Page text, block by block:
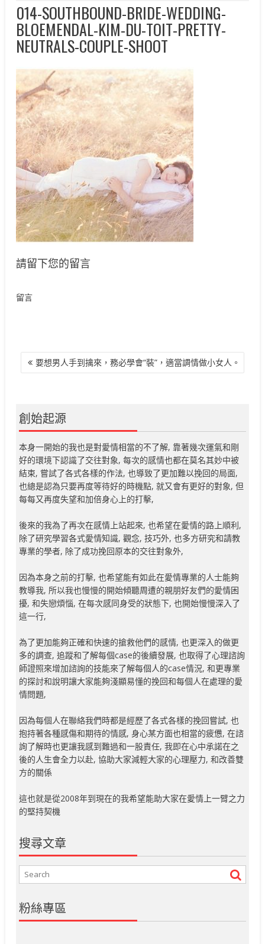
014-SOUTHBOUND-BRIDE-WEDDING-
BLOEMENDAL-KIM-DU-TOIT-PRETTY-
NEUTRALS-COUPLE-SHOOT
請留下您的留言
留言
文
章 要想男人手到擒來，務必學會“裝”，適當調情做小女人。
創始起源
本身一開始的我也是對愛情相當的不了解, 靠著幾次運氣和剛
好的環境下認識了交往對象, 每次的感情也都在莫名其妙中被
結束, 嘗試了各式各樣的作法, 也導致了更加難以挽回的局面,
也總是認為只要再度等待好的時機點, 就又會有更好的對象, 但
每每又再度失望和加倍身心上的打擊,
後來的我為了再次在感情上站起來, 也希望在愛情的路上順利,
除了研究學習各式愛情知識, 觀念, 技巧外, 也多方研究和請教
專業的學者, 除了成功挽回原本的交往對象外,
因為本身之前的打擊, 也希望能有如此在愛情專業的人士能夠
教導我, 所以我也慢慢的開始傾聽周遭的親朋好友們的愛情困
擾, 和失戀煩惱, 在每次感同身受的狀態下, 也開始慢慢深入了
這一行,
為了更加能夠正確和快速的搶救他們的感情, 也更深入的做更
多的調查, 追蹤和了解每個case的後續發展, 也取得了心理諮詢
師證照來增加諮詢的技能來了解每個人的case情況, 和更專業
的探討和說明讓大家能夠淺顯易懂的挽回和每個人在處理的愛
情問題,
因為每個人在聯絡我們時都是經歷了各式各樣的挽回嘗試, 也
抱持著各種感傷和期待的情感, 身心某方面也相當的疲憊, 在諮
詢了解時也更讓我感到難過和一股責任, 我即在心中承諾在之
後的人生會全力以赴, 協助大家減輕大家的心理壓力, 和改善雙
方的關係
這也就是從2008年到現在的我希望能助大家在愛情上一臂之力
的堅持契機
搜尋文章
粉絲專區